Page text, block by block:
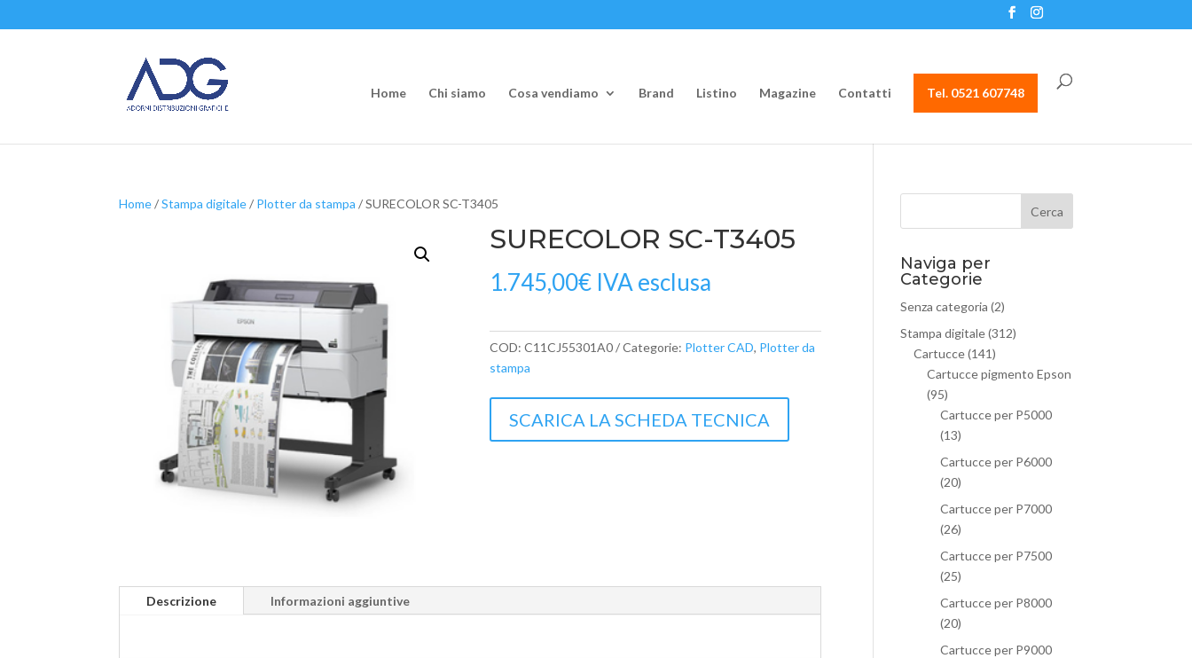
Home Chi siamo Cosa vendiamo Brand Listino Magazine Contatti Tel. 0521 607748
Home/Stampa digitale/ Plotter da stampa / SURECOLOR SC-T3405
SURECOLOR SC-T3405
1.745,00€ IVA esclusa
COD: C11CJ55301A0 Categorie: Plotter CAD, Plotter da
stampa
SCARICA LA SCHEDA TECNICA
Descrizione Informazioni aggiuntive
Naviga per
Categorie
Senza categoria (2)
Stampa digitale(312)
Cartucce(141)
Cartucce pigmento Epson
(95)
Cartucce per P5000
(13)
Cartucce per P6000
(20)
Cartucce per P7000
(26)
Cartucce per P7500
(25)
Cartucce per P8000
(20)
Cartucce per P9000